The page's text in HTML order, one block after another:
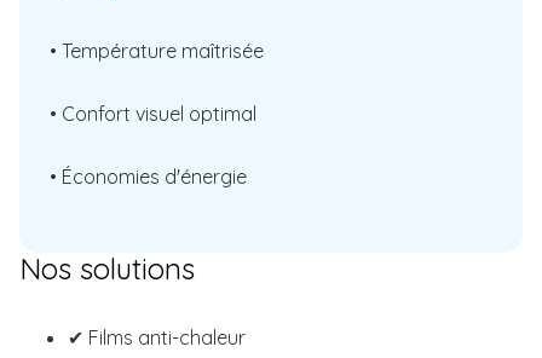
• Température maîtrisée
• Confort visuel optimal
• Économies d'énergie
Nos solutions
✔ Films anti-chaleur